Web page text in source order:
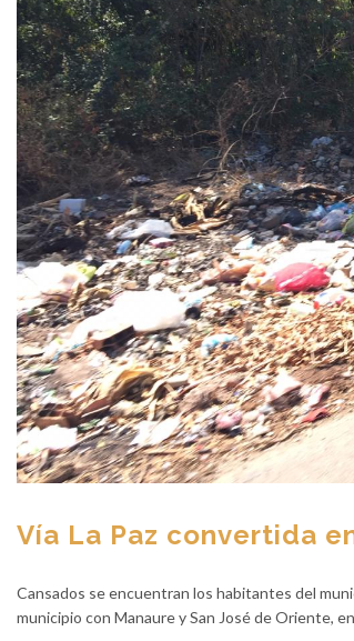
Vía La Paz convertida
Cansados se encuentran los habitantes del
municipio con Manaure y San José de Oriente,